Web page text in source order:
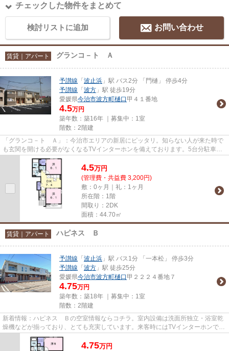
チェックした物件をまとめて
検討リストに追加 お問い合わせ
賃貸｜アパート グランコ－ト Ａ
予讃線 「 波止浜 」駅 バス2分 「門樋」 停歩4分
予讃線 「 波方 」駅 徒歩19分
愛媛県今治市波方町樋口甲４１番地
4.5万円
築年数：築16年 ｜募集中： 1室
階数：2階建
「グランコ－ト Ａ」：今治市エリアの新居にピッタリ。知らない人が来た時で
も玄関を開ける必要がなくなるTVインターホンを備えております。5台分駐車場
に空きがあります。住みやすい...
4.5万円
(管理費・共益費 3,200円)
敷：0ヶ月｜礼：1ヶ月
所在階：1階
間取り：2DK
面積：44.70㎡
賃貸｜アパート ハピネス Ｂ
予讃線 「 波止浜 」駅 バス1分 「一本松」 停歩3分
予讃線 「 波方 」駅 徒歩25分
愛媛県今治市波方町樋口甲２２２４番地７
4.75万円
築年数：築18年 ｜募集中： 1室
階数：2階建
新着情報：ハピネス Ｂの空室情報ならコチラ。室内設備は洗面所独立・浴室乾
燥機などが揃っており、とても充実しています。来客時にはTVインターホンで訪
問者の顔を確認することがで...
4.75万円